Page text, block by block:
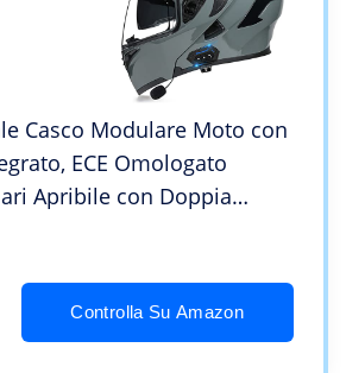
Casco Modulare Moto con
ECE Omologato
Apribile con Doppia
Chiamate Vocali Ascoltare
Controlla Su Amazon